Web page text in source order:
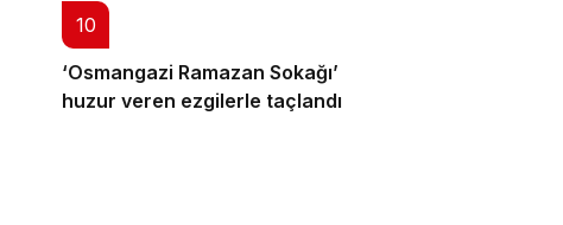
10
‘Osmangazi Ramazan Sokağı’
huzur veren ezgilerle taçlandı